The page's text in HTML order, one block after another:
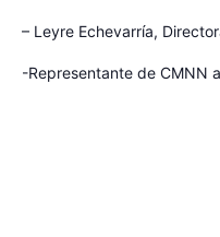
– Leyre Echevarría,
-Representante de CMNN